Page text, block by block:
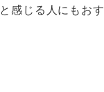
感じる人にもおす